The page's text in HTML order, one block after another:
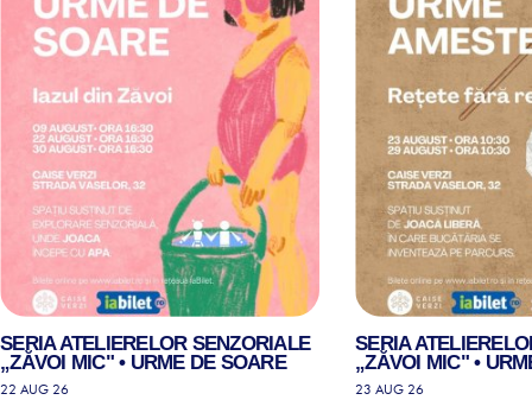
SERIA ATELIERELOR SENZORIALE
„ZĂVOI MIC" • URME DE SOARE
22 AUG 26
SERIA
„ZĂVOI MIC" •
23 AUG 26